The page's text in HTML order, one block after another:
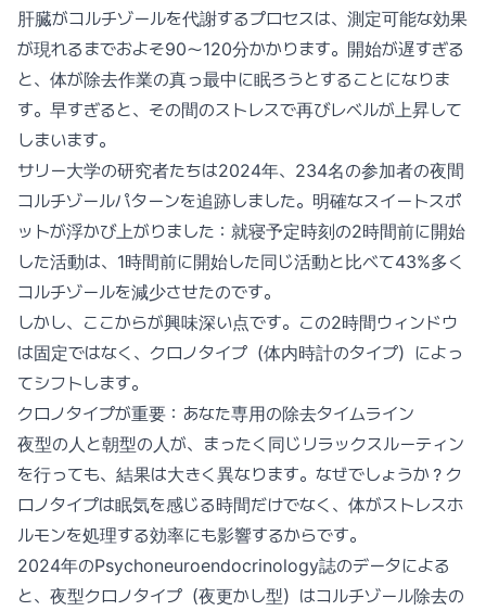
肝臓がコルチゾールを代謝するプロセスは、測定可能な効果
が現れるまでおよそ90〜120分かかります。開始が遅すぎる
と、体が除去作業の真っ最中に眠ろうとすることになりま
す。早すぎると、その間のストレスで再びレベルが上昇して
しまいます。
サリー大学の研究者たちは2024年、234名の参加者の夜間
コルチゾールパターンを追跡しました。明確なスイートスポ
ットが浮かび上がりました：就寝予定時刻の2時間前に開始
した活動は、1時間前に開始した同じ活動と比べて43%多く
コルチゾールを減少させたのです。
しかし、ここからが興味深い点です。この2時間ウィンドウ
は固定ではなく、クロノタイプ（体内時計のタイプ）によっ
てシフトします。
クロノタイプが重要：あなた専用の除去タイムライン
夜型の人と朝型の人が、まったく同じリラックスルーティン
を行っても、結果は大きく異なります。なぜでしょうか？ク
ロノタイプは眠気を感じる時間だけでなく、体がストレスホ
ルモンを処理する効率にも影響するからです。
2024年のPsychoneuroendocrinology誌のデータによる
と、夜型クロノタイプ（夜更かし型）はコルチゾール除去の